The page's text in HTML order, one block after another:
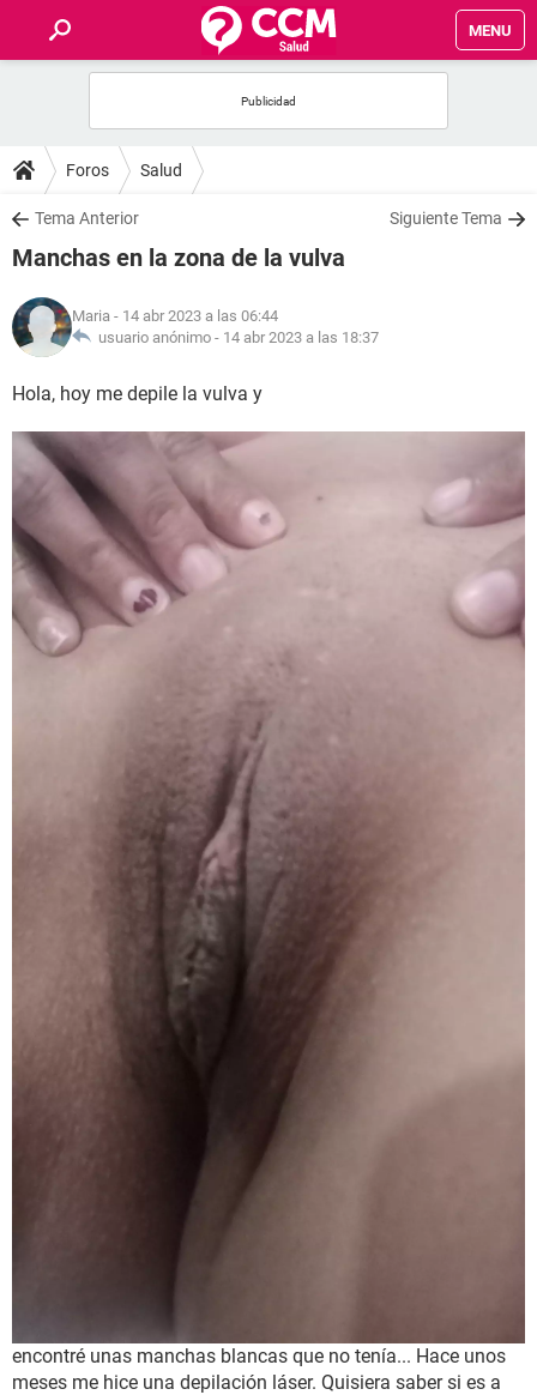
MENU
FOROS
SALUD
NUTRICIÓN
BIENESTAR
SEXUALIDAD
GLOSARIO
Foros Salud
Tema Anterior Siguiente Tema
Manchas en la zona de la vulva
Maria - 14 abr 2023 a las 06:44
usuario anónimo - 14 abr 2023 a las 18:37
Hola, hoy me depile la vulva y
encontré unas manchas blancas que no tenía... Hace unos
meses me hice una depilación láser. Quisiera saber si es a